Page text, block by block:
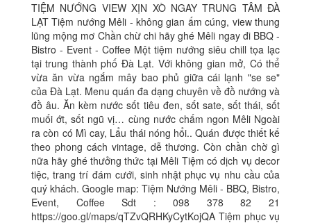
TIỆM NƯỚNG VIEW XỊN XÒ NGAY TRUNG TÂM ĐÀ
LẠT Tiệm nướng Mêli - không gian ấm cúng, view thung
lũng mộng mơ Chần chừ chi hãy ghé Mêli ngay đi BBQ -
Bistro - Event - Coffee Một tiệm nướng siêu chill tọa lạc
tại trung thành phố Đà Lạt. Với không gian mở, Có thể
vừa ăn vừa ngắm mây bao phủ giữa cái lạnh "se se"
của Đà Lạt. Menu quán đa dạng chuyên về đồ nướng và
đồ âu. Ăn kèm nước sốt tiêu đen, sốt sate, sốt thái, sốt
muối ớt, sốt ngũ vị… cùng nước chấm ngon Mêli Ngoài
ra còn có Mì cay, Lẩu thái nóng hổi.. Quán được thiết kế
theo phong cách vintage, dễ thương. Còn chần chờ gì
nữa hãy ghé thưởng thức tại Mêli Tiệm có dịch vụ decor
tiệc, trang trí đám cưới, sinh nhật phục vụ nhu cầu của
quý khách. Google map: Tiệm Nướng Mêli - BBQ, Bistro,
Event, Coffee Sdt : 098 378 82 21
https://goo.gl/maps/qTZvQRHKyCytKojQA Tiệm phục vụ